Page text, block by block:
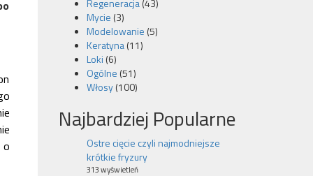
o
Regeneracja(43)
Mycie (3)
Modelowanie (5)
Keratyna(11)
Loki (6)
Ogólne (51)
Włosy(100)
Najbardziej Popularne
Ostre cięcie czyli najmodniejsze
krótkie fryzury
313 wyświetleń